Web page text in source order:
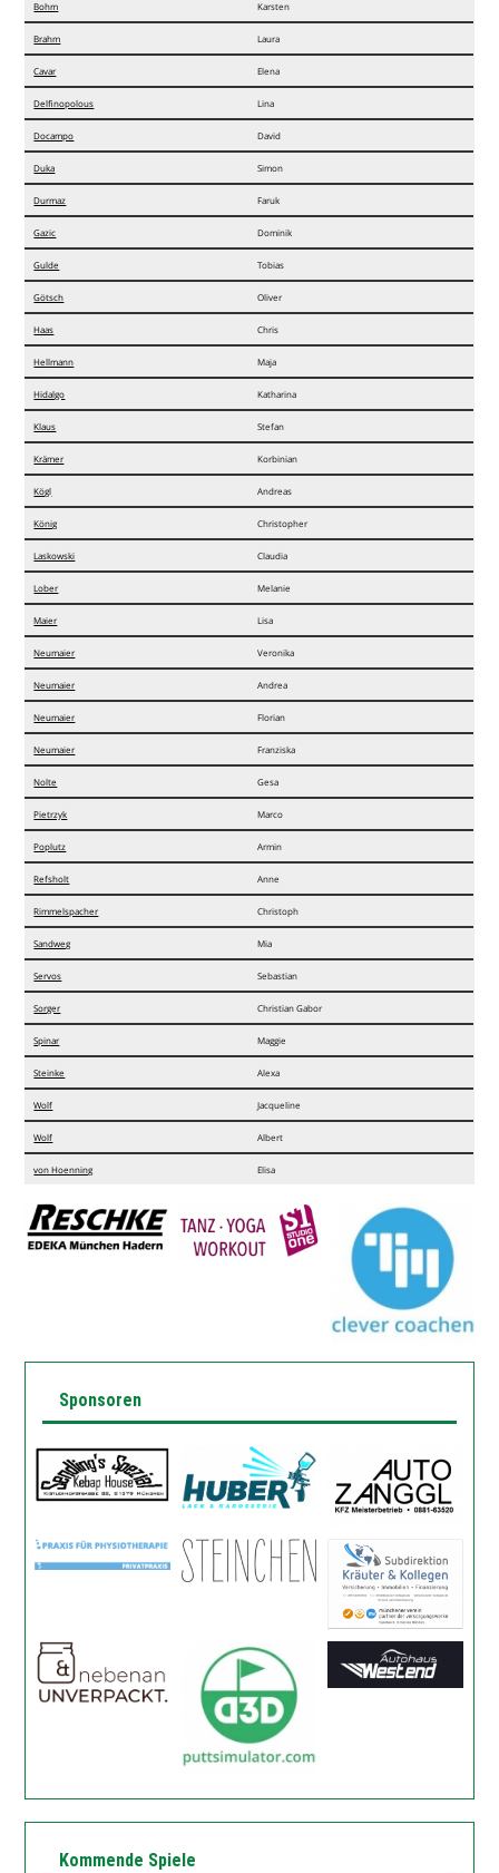
SV München-Laim
Bohm Karsten
Brahm Laura
Cavar Elena
Delfinopolous Lina
Docampo David
Duka Simon
Durmaz Faruk
Gazic Dominik
Gulde Tobias
Götsch Oliver
Haas Chris
Hellmann Maja
Hidalgo Katharina
Klaus Stefan
Krämer Korbinian
Kögl Andreas
König Christopher
Laskowski Claudia
Lober Melanie
Maier Lisa
Neumaier Veronika
Neumaier Andrea
Neumaier Florian
Neumaier Franziska
Nolte Gesa
Pietrzyk Marco
Poplutz Armin
Refsholt Anne
Rimmelspacher Christoph
Sandweg Mia
Servos Sebastian
Sorger Christian Gabor
Spinar Maggie
Steinke Alexa
Wolf Jacqueline
Wolf Albert
von Hoenning Elisa
Sponsoren
Kommende Spiele